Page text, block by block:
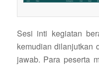
Sesi inti kegiatan
kemudian dilanjutkan
jawab. Para peserta